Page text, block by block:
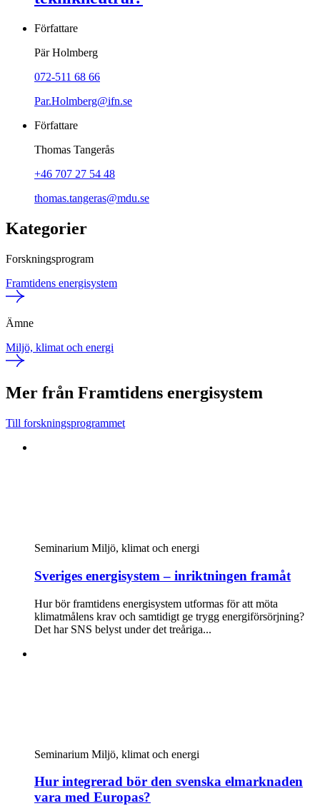
Författare
Pär Holmberg
072-511 68 66
Par.Holmberg@ifn.se
Författare
Thomas Tangerås
+46 707 27 54 48
thomas.tangeras@mdu.se
Kategorier
Forskningsprogram
Framtidens energisystem
Ämne
Miljö, klimat och energi
Mer från Framtidens energisystem
Till forskningsprogrammet
Seminarium Miljö, klimat och energi
Sveriges energisystem – inriktningen framåt
Hur bör framtidens energisystem utformas för att möta
klimatmålens krav och samtidigt ge trygg energiförsörjning?
Det har SNS belyst under det treåriga...
Seminarium Miljö, klimat och energi
Hur integrerad bör den svenska elmarknaden
vara med Europas?